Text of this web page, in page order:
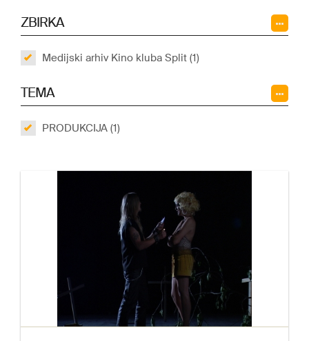
ZBIRKA
Medijski arhiv Kino kluba Split (1)
TEMA
PRODUKCIJA (1)